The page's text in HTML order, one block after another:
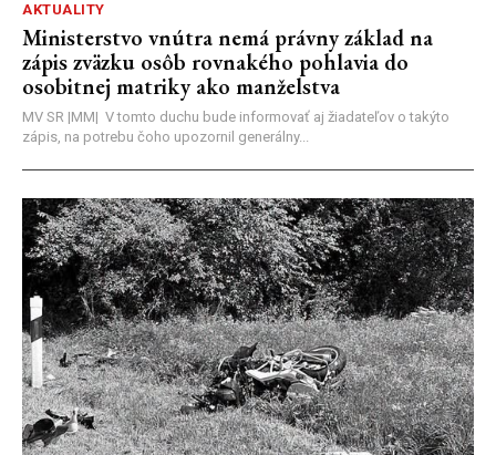
AKTUALITY
Ministerstvo vnútra nemá právny základ na
zápis zväzku osôb rovnakého pohlavia do
osobitnej matriky ako manželstva
MV SR |MM| V tomto duchu bude informovať aj žiadateľov o takýto
zápis, na potrebu čoho upozornil generálny...